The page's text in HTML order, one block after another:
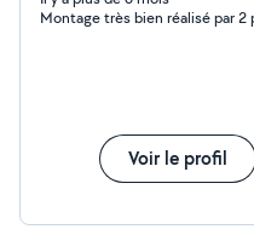
Montage très bien réalisé par 2
Voir le profil